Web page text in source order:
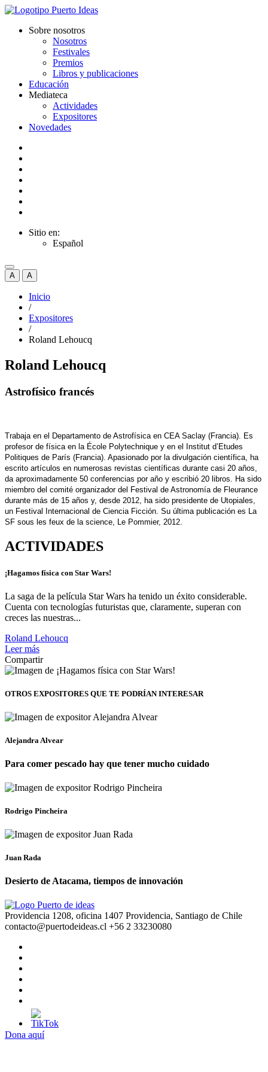
Sobre nosotros
Nosotros
Festivales
Premios
Libros y publicaciones
Educación
Mediateca
Actividades
Expositores
Novedades
Sitio en:
Español
A A
Inicio
/
Expositores
/
Roland Lehoucq
Roland Lehoucq
Astrofísico francés
Trabaja en el Departamento de Astrofísica en CEA Saclay (Francia). Es
profesor de física en la École Polytechnique y en el Institut d’Etudes
Politiques de París (Francia). Apasionado por la divulgación científica, ha
escrito artículos en numerosas revistas científicas durante casi 20 años,
da aproximadamente 50 conferencias por año y escribió 20 libros. Ha sido
miembro del comité organizador del Festival de Astronomía de Fleurance
durante más de 15 años y, desde 2012, ha sido presidente de Utopiales,
un Festival Internacional de Ciencia Ficción. Su última publicación es La
SF sous les feux de la science, Le Pommier, 2012.
ACTIVIDADES
¡Hagamos física con Star Wars!
La saga de la película Star Wars ha tenido un éxito considerable.
Cuenta con tecnologías futuristas que, claramente, superan con
creces las nuestras...
Roland Lehoucq
Leer más
Compartir
OTROS EXPOSITORES QUE TE PODRÍAN INTERESAR
Alejandra Alvear
Para comer pescado hay que tener mucho cuidado
Rodrigo Pincheira
Juan Rada
Desierto de Atacama, tiempos de innovación
Providencia 1208, oficina 1407 Providencia, Santiago de Chile
contacto@puertodeideas.cl +56 2 33230080
Dona aquí